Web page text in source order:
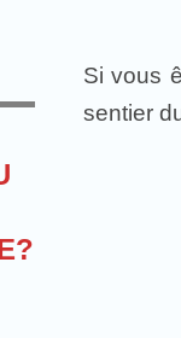
Si vous
sentier